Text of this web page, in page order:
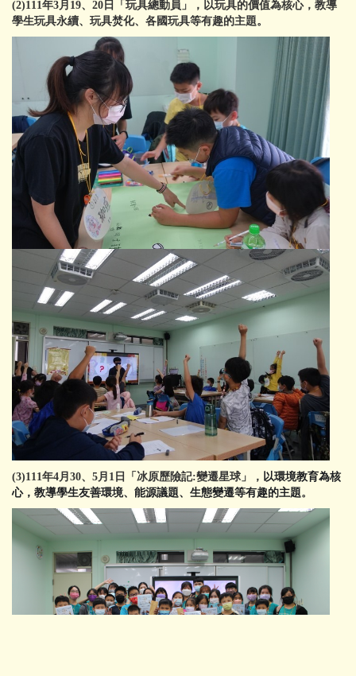
(2)111年3月19、20日「玩具總動員」， 以玩具的價值為核心，教導
學生玩具永續、玩具焚化、各國玩具等有趣的主題。
(3)111年4月30、5月1日「冰原歷險記:變遷星球」， 以環境教育為核
心，教導學生友善環境、能源議題、生態變遷等有趣的主題。